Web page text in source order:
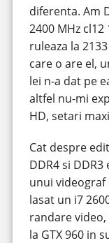
diferenta. Am
2400 MHz
ruleaza la
care o are el,
lei n-a dat pe
altfel nu-mi
HD, setari
Cat despre
DDR4 si
unui videograf
lasat un i7
randare video,
la GTX 960 in